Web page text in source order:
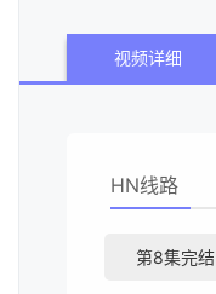
视频详细
HN线路
第8集完结